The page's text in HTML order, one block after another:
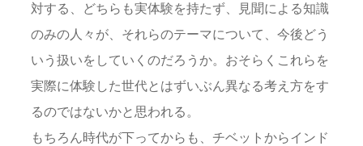
対する、どちらも実体験を持たず、見聞による知識
のみの人々が、それらのテーマについて、今後どう
いう扱いをしていくのだろうか。おそらくこれらを
実際に体験した世代とはずいぶん異なる考え方をす
るのではないかと思われる。
もちろん時代が下ってからも、チベットからインド